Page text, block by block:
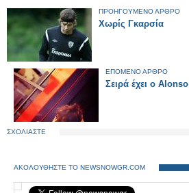
ΠΡΟΗΓΟΥΜΕΝΟ ΑΡΘΡΟ
Χωρίς Γκαρσία
ΕΠΟΜΕΝΟ ΑΡΘΡΟ
Σειρά έχει ο Alonso
ΣΧΟΛΙΑΣΤΕ
ΑΚΟΛΟΥΘΗΣΤΕ ΤΟ NEWSNOWGR.COM